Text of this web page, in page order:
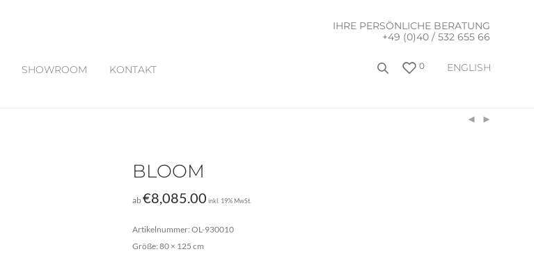
IHRE PERSÖNLICHE BERATUNG
+49 (0)40 / 532 655 66
SHOWROOM KONTAKT ENGLISH
0
BLOOM
ab€8,085.00 inkl. 19% MwSt.
Artikelnummer: OL-930010
Größe: 80 × 125 cm